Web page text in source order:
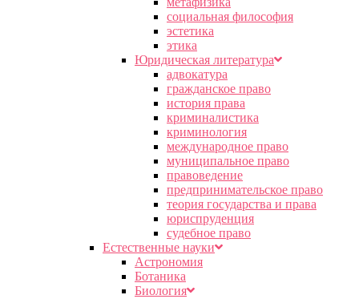
социальная философия
эстетика
этика
Юридическая литература
адвокатура
гражданское право
история права
криминалистика
криминология
международное право
муниципальное право
правоведение
предпринимательское право
теория государства и права
юриспруденция
судебное право
Естественные науки
Астрономия
Ботаника
Биология